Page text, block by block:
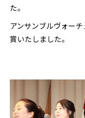
た。
アンサンブルヴォー
賞いたしました。